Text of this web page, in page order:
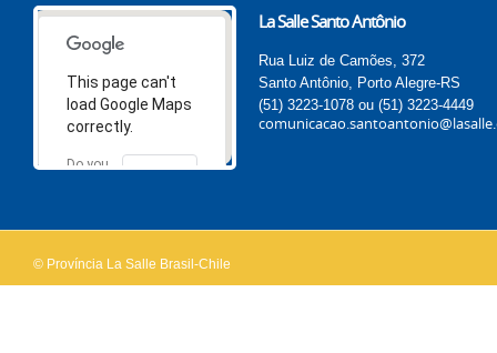
This page can't
load Google Maps
correctly.
Do you
OK
La Salle Santo Antônio
Rua Luiz de Camões, 372
Santo Antônio, Porto Alegre-RS
(51) 3223-1078 ou (51) 3223-4449
© Província La Salle Brasil-Chile